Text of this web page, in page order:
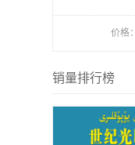
价格：
销量排行榜